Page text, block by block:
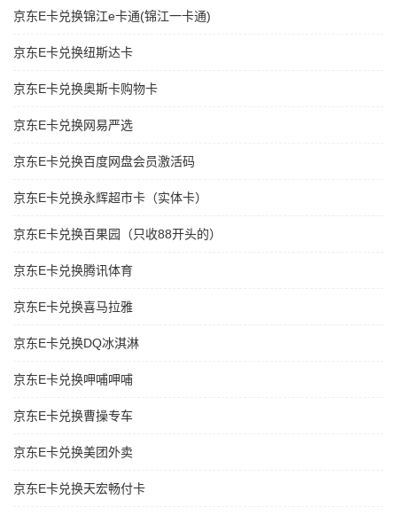
京东E卡兑换锦江e卡通(锦江一卡通)
京东E卡兑换纽斯达卡
京东E卡兑换奥斯卡购物卡
京东E卡兑换网易严选
京东E卡兑换百度网盘会员激活码
京东E卡兑换永辉超市卡（实体卡）
京东E卡兑换百果园（只收88开头的）
京东E卡兑换腾讯体育
京东E卡兑换喜马拉雅
京东E卡兑换DQ冰淇淋
京东E卡兑换呷哺呷哺
京东E卡兑换曹操专车
京东E卡兑换美团外卖
京东E卡兑换天宏畅付卡